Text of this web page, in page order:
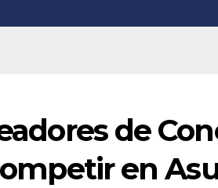
de
en